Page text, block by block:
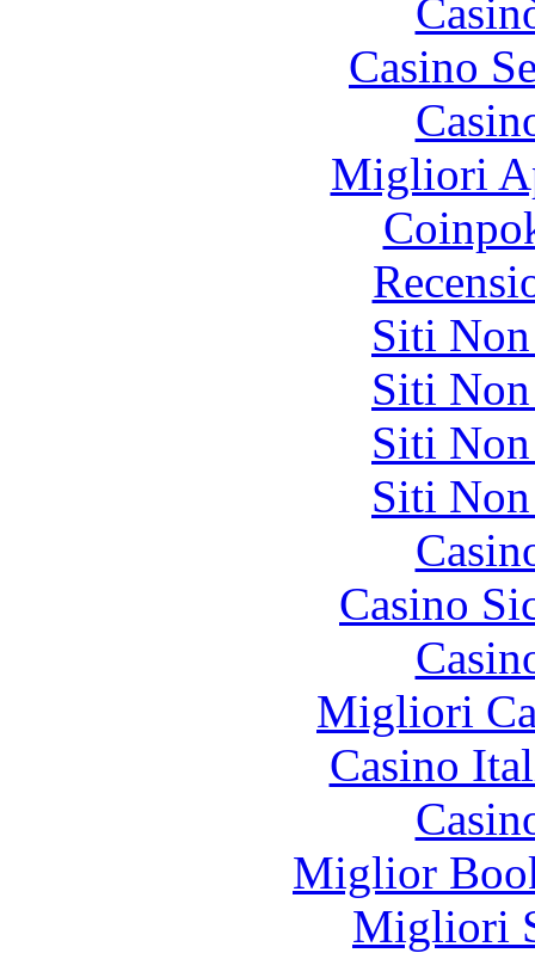
Casino
Migliori
Siti
Siti
Siti
Siti
Casino
Migliori
Casino
Miglior
Migliori